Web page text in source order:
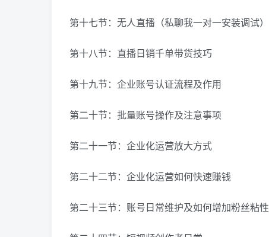
第十七节：无人直播（私聊我一对一安装调试）
第十八节：直播日销千单带货技巧
第十九节：企业账号认证流程及作用
第二十节：批量账号操作及注意事项
第二十一节：企业化运营放大方式
第二十二节：企业化运营如何快速赚钱
第二十三节：账号日常维护及如何增加粉丝粘性